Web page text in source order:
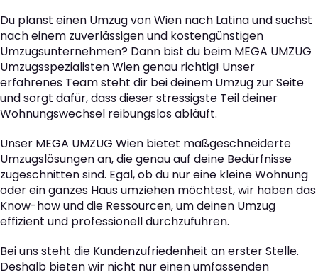
Du planst einen Umzug von Wien nach Latina und suchst
nach einem zuverlässigen und kostengünstigen
Umzugsunternehmen? Dann bist du beim MEGA UMZUG
Umzugsspezialisten Wien genau richtig! Unser
erfahrenes Team steht dir bei deinem Umzug zur Seite
und sorgt dafür, dass dieser stressigste Teil deiner
Wohnungswechsel reibungslos abläuft.
Unser MEGA UMZUG Wien bietet maßgeschneiderte
Umzugslösungen an, die genau auf deine Bedürfnisse
zugeschnitten sind. Egal, ob du nur eine kleine Wohnung
oder ein ganzes Haus umziehen möchtest, wir haben das
Know-how und die Ressourcen, um deinen Umzug
effizient und professionell durchzuführen.
Bei uns steht die Kundenzufriedenheit an erster Stelle.
Deshalb bieten wir nicht nur einen umfassenden